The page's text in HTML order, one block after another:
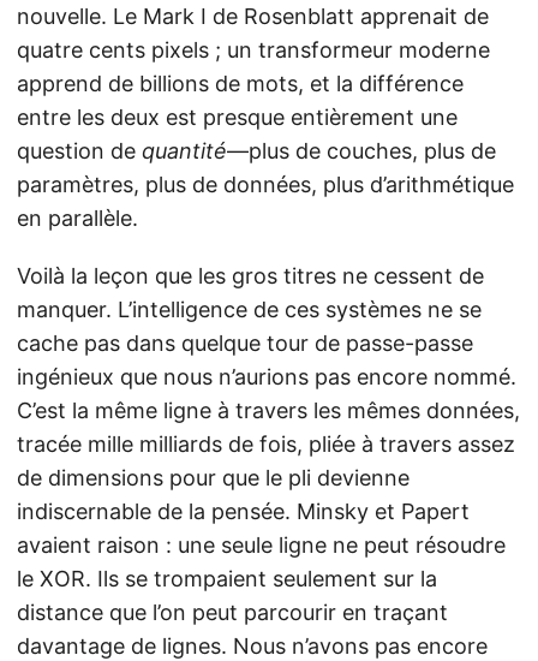
nouvelle. Le Mark I de Rosenblatt apprenait de
quatre cents pixels ; un transformeur moderne
apprend de billions de mots, et la différence
entre les deux est presque entièrement une
question de quantité—plus de couches, plus de
paramètres, plus de données, plus d’arithmétique
en parallèle.
Voilà la leçon que les gros titres ne cessent de
manquer. L’intelligence de ces systèmes ne se
cache pas dans quelque tour de passe-passe
ingénieux que nous n’aurions pas encore nommé.
C’est la même ligne à travers les mêmes données,
tracée mille milliards de fois, pliée à travers assez
de dimensions pour que le pli devienne
indiscernable de la pensée. Minsky et Papert
avaient raison : une seule ligne ne peut résoudre
le XOR. Ils se trompaient seulement sur la
distance que l’on peut parcourir en traçant
davantage de lignes. Nous n’avons pas encore